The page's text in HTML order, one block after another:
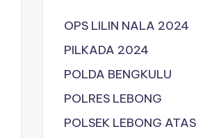
OPS LILIN NALA 2024
PILKADA 2024
POLDA BENGKULU
POLRES LEBONG
POLSEK LEBONG ATAS